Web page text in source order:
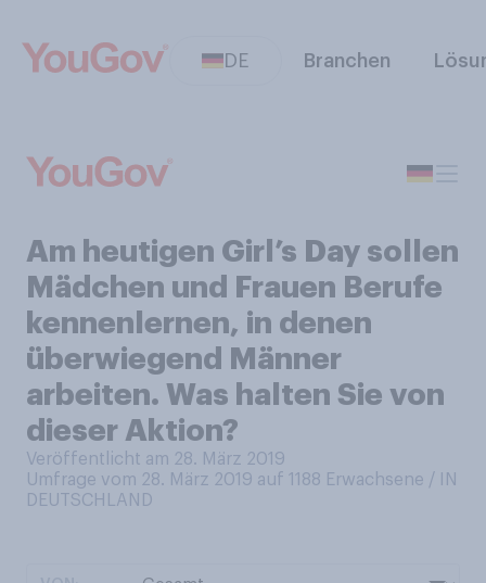
DE Branchen
Am heutigen Girl’s Day sollen
Mädchen und Frauen Berufe
kennenlernen, in denen
überwiegend Männer
arbeiten. Was halten Sie von
dieser Aktion?
Veröffentlicht am 28. März 2019
Umfrage vom 28. März 2019 auf 1188 Erwachsene / IN
DEUTSCHLAND